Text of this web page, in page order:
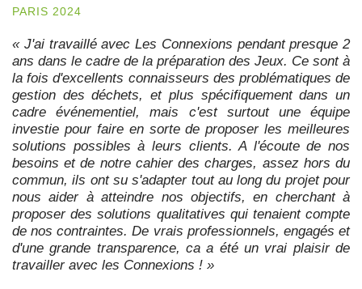
PARIS 2024
« J'ai travaillé avec Les Connexions pendant presque 2
ans dans le cadre de la préparation des Jeux. Ce sont à
la fois d'excellents connaisseurs des problématiques de
gestion des déchets, et plus spécifiquement dans un
cadre événementiel, mais c'est surtout une équipe
investie pour faire en sorte de proposer les meilleures
solutions possibles à leurs clients. A l'écoute de nos
besoins et de notre cahier des charges, assez hors du
commun, ils ont su s'adapter tout au long du projet pour
nous aider à atteindre nos objectifs, en cherchant à
proposer des solutions qualitatives qui tenaient compte
de nos contraintes. De vrais professionnels, engagés et
d'une grande transparence, ca a été un vrai plaisir de
travailler avec les Connexions ! »